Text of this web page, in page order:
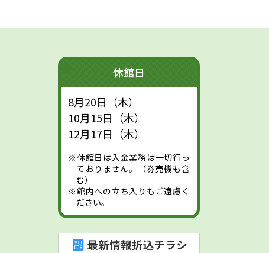
休館日
8月20日（木）
10月15日（木）
12月17日（木）
※休館日は入金業務は一切行っ
ておりません。（券売機も含
む）
※館内への立ち入りもご遠慮く
ださい。